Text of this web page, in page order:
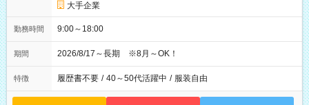
大手企業
勤務時間 9:00～18:00
期間 2026/8/17～長期 ※8月～OK！
特徴 履歴書不要 / 40～50代活躍中 / 服装自由